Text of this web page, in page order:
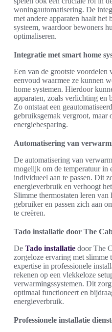
woningautomatisering. De
met andere apparaten haalt het
systeem, waardoor bewoners
optimaliseren.
Integratie met smart home
Een van de grootste voordelen
eenvoud waarmee ze kunnen
home systemen. Hierdoor
apparaten, zoals verlichting en
Zo ontstaat een
gebruiksgemak vergroot, maar
energiebesparing.
Automatisering van
De automatisering van
mogelijk om de temperatuur in
individueel aan te passen. Dit
energieverbruik en verhoogt
Slimme thermostaten leren
gebruiker en passen zich aan
te creëren.
Tado installatie door The
De Tado installatie door The
zorgeloze ervaring met slimme
expertise in professionele
rekenen op een vlekkeloze
verwarmingssystemen. Dit
optimaal functioneert en
energieverbruik.
Professionele installatie